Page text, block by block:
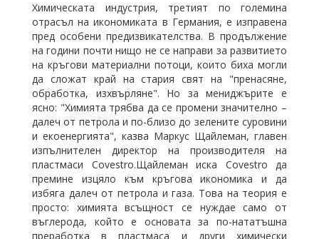
Химическата индустрия, третият по големина
отрасъл на икономиката в Германия, е изправена
пред особени предизвикателства. В продължение
на години почти нищо не се направи за развитието
на кръгови материални потоци, които биха могли
да сложат край на стария свят на "пренасяне,
обработка, изхвърляне". Но за мениджърите е
ясно: "Химията трябва да се промени значително –
далеч от петрола и по-близо до зелените суровини
и екоенергията", казва Маркус Щайлеман, главен
изпълнителен директор на производителя на
пластмаси Covestro.Щайлеман иска Covestro да
премине изцяло към кръгова икономика и да
избяга далеч от петрола и газа. Това на теория е
просто: химията всъщност се нуждае само от
въглерода, който е основата за по-нататъшна
преработка в пластмаса и други химически